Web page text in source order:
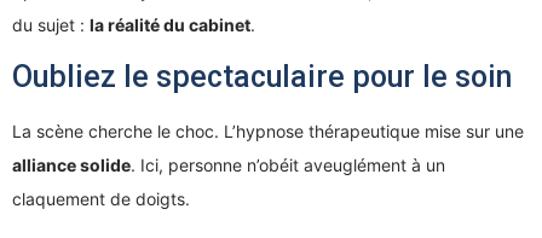
du sujet : la réalité du cabinet.
Oubliez le spectaculaire pour le soin
La scène cherche le choc. L’hypnose thérapeutique mise sur une
alliance solide. Ici, personne n’obéit aveuglément à un
claquement de doigts.